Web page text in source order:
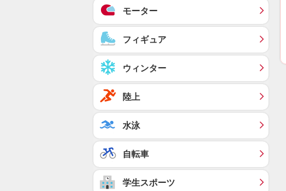
モーター
フィギュア
ウィンター
陸上
水泳
自転車
学生スポーツ